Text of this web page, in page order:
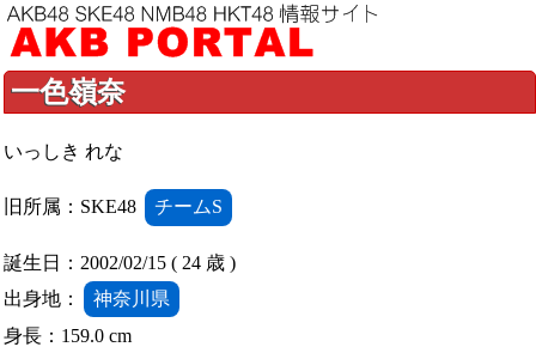
一色嶺奈
いっしき れな
旧所属：SKE48 チームS
誕生日：2002/02/15 ( 24 歳 )
出身地：
神奈川県
身長：159.0 cm